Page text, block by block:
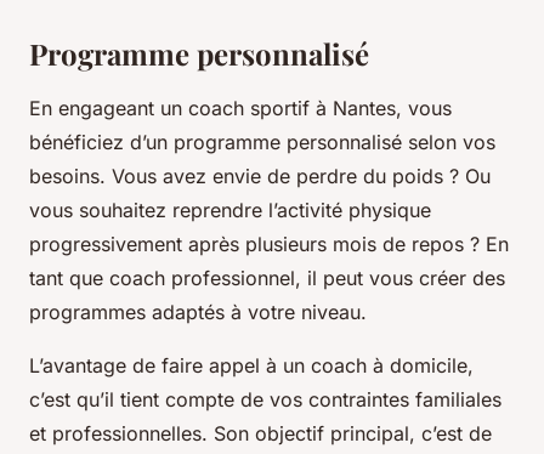
Programme personnalisé
En engageant un coach sportif à Nantes, vous
bénéficiez d’un programme personnalisé selon vos
besoins. Vous avez envie de perdre du poids ? Ou
vous souhaitez reprendre l’activité physique
progressivement après plusieurs mois de repos ? En
tant que coach professionnel, il peut vous créer des
programmes adaptés à votre niveau.
L’avantage de faire appel à un coach à domicile,
c’est qu’il tient compte de vos contraintes familiales
et professionnelles. Son objectif principal, c’est de